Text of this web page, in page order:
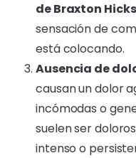
de Braxton Hicks
sensación de
está colocando.
Ausencia de
causan un dolor
incómodas o
suelen ser
intenso o